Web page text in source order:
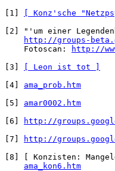
[1]
[ Konz'sche
[2] "'um einer
http://groups-
    Fotoscan:
http://
[3]
[ Leon ist tot ]
[4] ama_prob.htm
[5] amar0002.htm
[6]
http://
[7]
http://
[8] [ Konzisten:
ama_kon6.htm